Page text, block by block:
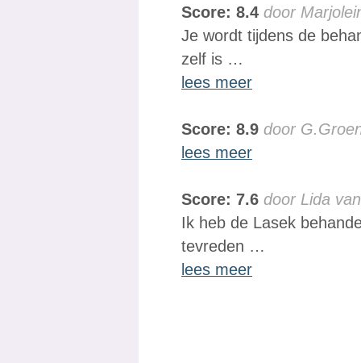
Score: 8.4 door
Je wordt tijdens de
zelf is …
lees meer
Score: 8.9 door
lees meer
Score: 7.6 door Lida
Ik heb de Lasek
tevreden …
lees meer